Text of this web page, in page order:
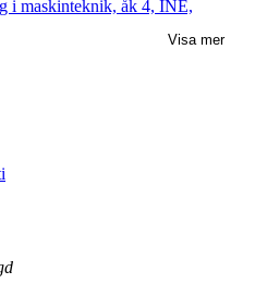
i maskinteknik, åk 4, INE,
Visa mer